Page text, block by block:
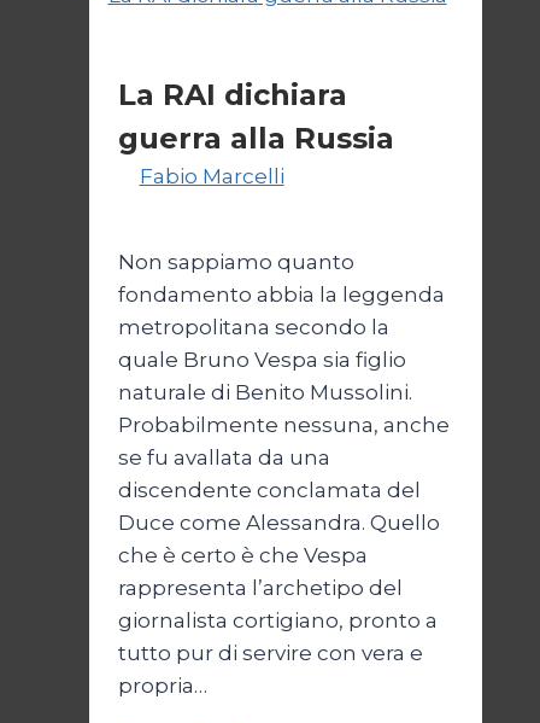
La RAI dichiara
guerra alla Russia
Fabio Marcelli
Non sappiamo quanto
fondamento abbia la leggenda
metropolitana secondo la
quale Bruno Vespa sia figlio
naturale di Benito Mussolini.
Probabilmente nessuna, anche
se fu avallata da una
discendente conclamata del
Duce come Alessandra. Quello
che è certo è che Vespa
rappresenta l’archetipo del
giornalista cortigiano, pronto a
tutto pur di servire con vera e
propria…